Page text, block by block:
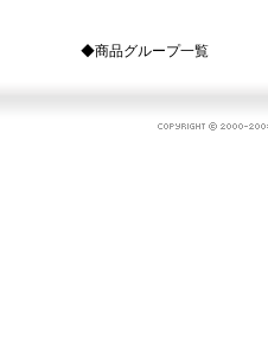
◆商品グループ一覧